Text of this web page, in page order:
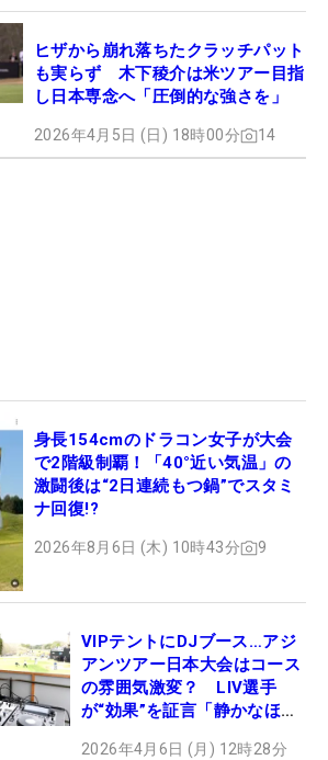
ヒザから崩れ落ちたクラッチパット
も実らず 木下稜介は米ツアー目指
し日本専念へ「圧倒的な強さを」
2026年4月5日 (日) 18時00分 14
身長154cmのドラコン女子が大会
で2階級制覇！「40°近い気温」の
激闘後は“2日連続もつ鍋”でスタミ
ナ回復!?
2026年8月6日 (木) 10時43分 9
VIPテントにDJブース…アジ
アンツアー日本大会はコース
の雰囲気激変？ LIV選手
が“効果”を証言「静かなほう
2026年4月6日 (月) 12時28分